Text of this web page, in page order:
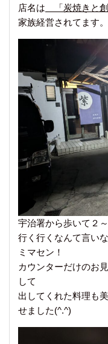
店名は 「炭焼きと
家族経営されてます。
宇治署から歩いて２
行く行くなんて言い
ミマセン！
カウンターだけのお
して
出してくれた料理も
せました(^.^)